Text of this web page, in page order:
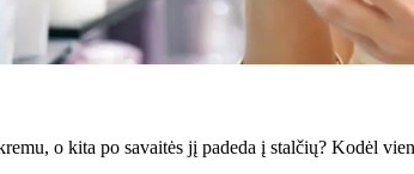
o kita po savaitės jį padeda į stalčių? Kodėl